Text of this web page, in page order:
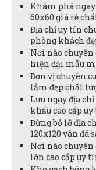
Khám phá
60x60 giá rẻ
Địa chỉ uy tín
phòng khách
Nơi nào chuyên
hiện đại mẫu
Đơn vị chuyên
tắm đẹp chất
Lưu ngay địa
khẩu cao cấp
Đừng bỏ lỡ địa
120x120 vân đá
Nơi nào chuyên
lớn cao cấp uy